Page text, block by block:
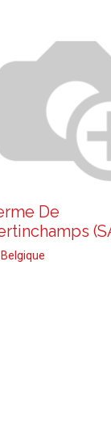
De
Belgique